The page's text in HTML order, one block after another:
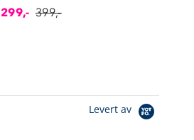
299,- 399,-
Levert av